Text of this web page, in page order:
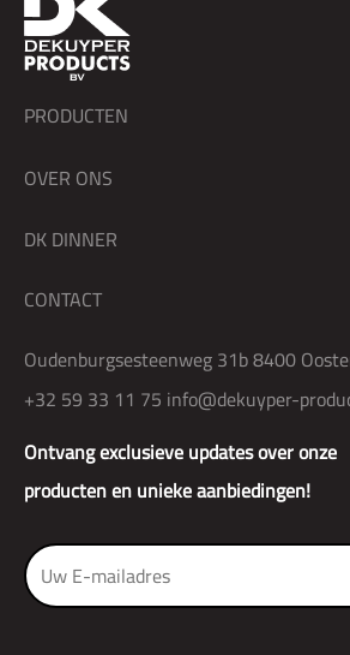
Ontvang exclusieve updates over
producten en unieke aanbiedingen!
PRODUCTEN
OVER ONS
DK DINNER
CONTACT
Oudenburgsesteenweg 31b 8400
+32 59 33 11 75 info@dekuyper-